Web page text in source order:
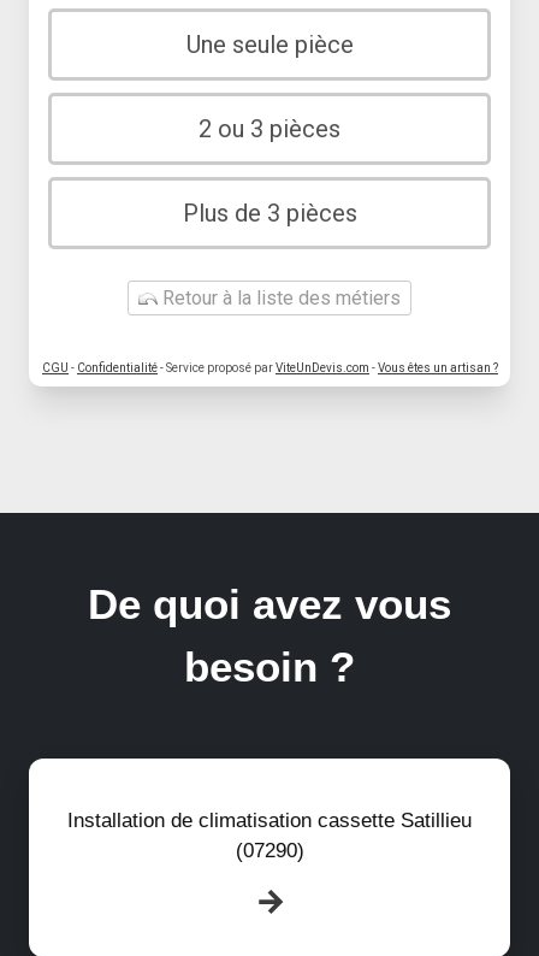
Une seule pièce
2 ou 3 pièces
Plus de 3 pièces
Retour à la liste des métiers
CGU - Confidentialité- Service proposé parViteUnDevis.com -Vous êtes un artisan ?
De quoi avez vous
besoin ?
Installation de climatisation cassette Satillieu
(07290)